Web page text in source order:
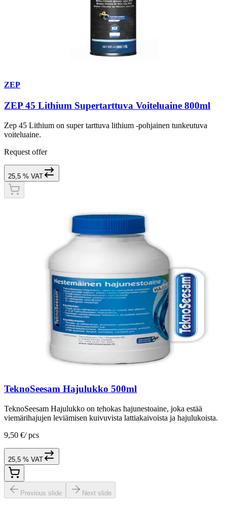
ZEP
ZEP 45 Lithium Supertarttuva Voiteluaine 800ml
Zep 45 Lithium on super tarttuva lithium -pohjainen tunkeutuva
voiteluaine.
Request offer
25,5 % VAT
TeknoSeesam Hajulukko 500ml
TeknoSeesam Hajulukko on tehokas hajunestoaine, joka estää
viemärihajujen leviämisen kuivuvista lattiakaivoista ja hajulukoista.
9,50 €/ pcs
25,5 % VAT
Previous slide Next slide